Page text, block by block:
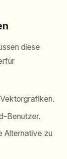
diese
Benutzer.
Alternative zu